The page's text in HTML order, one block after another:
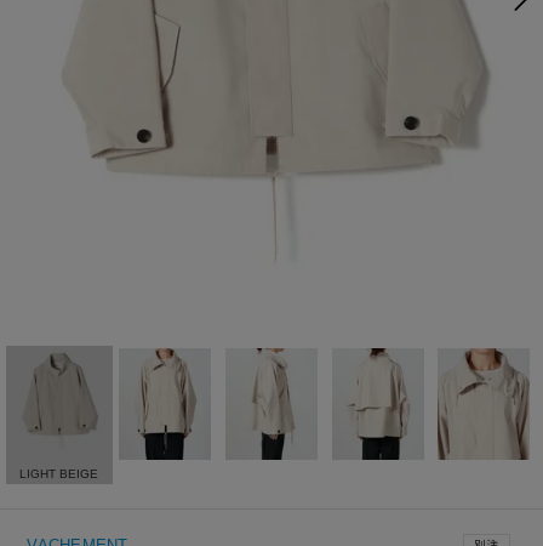
LIGHT BEIGE